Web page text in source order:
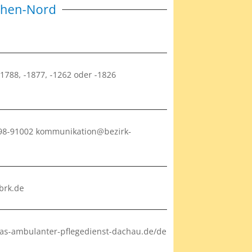
Nord
-1877, -1262 oder -1826
91002 kommunikation@bezirk-
ambulanter-pflegedienst-dachau.de/de